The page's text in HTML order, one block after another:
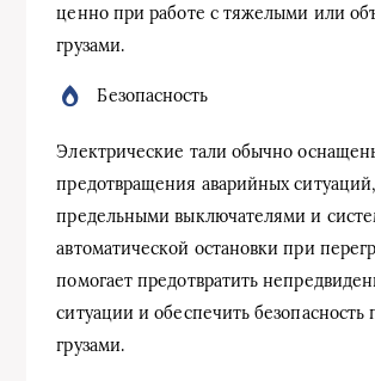
ценно при работе с тяжелыми или
грузами.
Безопасность
Электрические тали обычно
предотвращения аварийных
предельными выключателями и
автоматической остановки при
помогает предотвратить
ситуации и обеспечить безопасность
грузами.